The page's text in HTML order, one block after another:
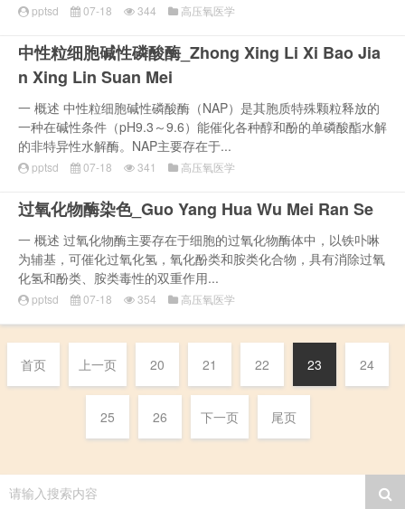
pptsd 07-18 344 高压氧医学
中性粒细胞碱性磷酸酶_Zhong Xing Li Xi Bao Jia
n Xing Lin Suan Mei
一 概述 中性粒细胞碱性磷酸酶（NAP）是其胞质特殊颗粒释放的
一种在碱性条件（pH9.3～9.6）能催化各种醇和酚的单磷酸酯水解
的非特异性水解酶。NAP主要存在于...
pptsd 07-18 341 高压氧医学
过氧化物酶染色_Guo Yang Hua Wu Mei Ran Se
一 概述 过氧化物酶主要存在于细胞的过氧化物酶体中，以铁卟啉
为辅基，可催化过氧化氢，氧化酚类和胺类化合物，具有消除过氧
化氢和酚类、胺类毒性的双重作用...
pptsd 07-18 354 高压氧医学
首页 上一页 20 21 22 23 24
25 26 下一页 尾页
请输入搜索内容